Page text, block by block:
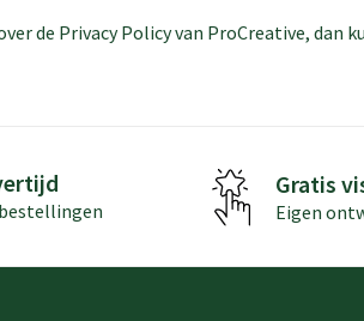
de Privacy Policy van ProCreative, dan
Gratis
Eigen